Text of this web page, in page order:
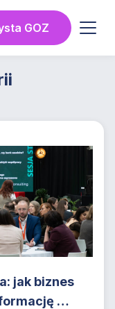
GOZ Menu
jak biznes
w